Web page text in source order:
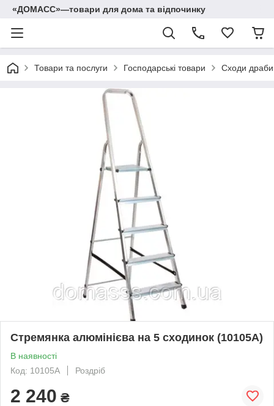
«ДОМАСС»—товари для дома та відпочинку
Товари та послуги Господарські товари Сходи
Стремянка алюмінієва на 5 сходинок (10105A)
В наявності
Код: 10105A
Роздріб
2 240 ₴